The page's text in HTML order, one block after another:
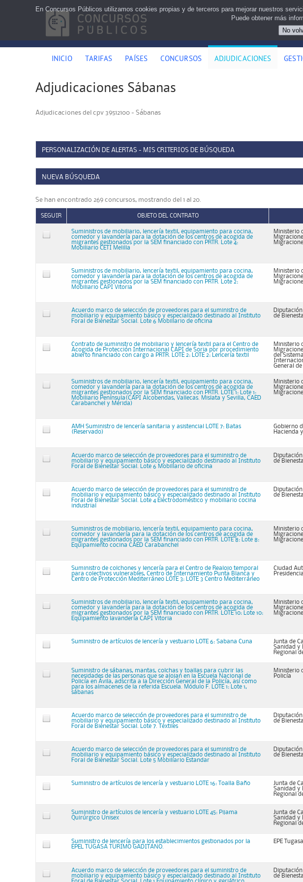
INICIO TARIFAS PAÍSES CONCURSOS ADJUDICACIONES
Adjudicaciones Sábanas
Adjudicaciones del cpv 39512100 - Sábanas
PERSONALIZACIÓN DE ALERTAS - MIS CRITERIOS DE BÚSQUEDA
NUEVA BÚSQUEDA
Se han encontrado 269 concursos, mostrando del 1 al 20.
SEGUIR OBJETO DEL CONTRATO
Suministros de mobiliario, lencería textil, equipamiento para cocina,
comedor y lavandería para la dotación de los centros de acogida de
migrantes gestionados por la SEM financiado con PRTR. Lote 4:
Mobiliario CETI Melilla
Ministerio
Suministros de mobiliario, lencería textil, equipamiento para cocina,
comedor y lavandería para la dotación de los centros de acogida de
migrantes gestionados por la SEM financiado con PRTR. Lote 2:
Mobiliario CAPI Vitoria
Ministerio
Acuerdo marco de selección de proveedores para el suministro de
mobiliario y equipamiento básico y especializado destinado al Instituto
Foral de Bienestar Social. Lote 6 Mobiliario de oficina
de
Contrato de suministro de mobiliario y lencería textil para el Centro de
Acogida de Protección Internacional CAPI de Soria por procedimiento
abierto financiado con cargo a PRTR. LOTE 2: LOTE 2: Lencería textil
Ministerio
del
General
Suministros de mobiliario, lencería textil, equipamiento para cocina,
comedor y lavandería para la dotación de los centros de acogida de
migrantes gestionados por la SEM financiado con PRTR. LOTE 1: Lote 1:
Mobiliario Península(CAPI Alcobendas, Vallecas. Mislata y Sevilla, CAED
Carabanchel y Mérida)
Ministerio
AMH Suministro de lencería sanitaria y asistencial LOTE 7: Batas
(Reservado)
Gobierno
Hacienda
Acuerdo marco de selección de proveedores para el suministro de
mobiliario y equipamiento básico y especializado destinado al Instituto
Foral de Bienestar Social. Lote 6 Mobiliario de oficina
de
Acuerdo marco de selección de proveedores para el suministro de
mobiliario y equipamiento básico y especializado destinado al Instituto
Foral de Bienestar Social. Lote 4 Electrodoméstico y mobiliario cocina
industrial
de
Suministros de mobiliario, lencería textil, equipamiento para cocina,
comedor y lavandería para la dotación de los centros de acogida de
migrantes gestionados por la SEM financiado con PRTR. LOTE 8: Lote 8:
Equipamiento cocina CAED Carabanchel
Ministerio
Suministro de colchones y lencería para el Centro de Realojo temporal
para colectivos vulnerables, Centro de Internamiento Punta Blanca y
Centro de Protección Mediterráneo LOTE 3: LOTE 3 Centro Mediterráneo
Ciudad
Suministros de mobiliario, lencería textil, equipamiento para cocina,
comedor y lavandería para la dotación de los centros de acogida de
migrantes gestionados por la SEM financiado con PRTR. LOTE 10: Lote 10:
Equipamiento lavandería CAPI Vitoria
Ministerio
Suministro de artículos de lencería y vestuario LOTE 6: Sabana Cuna
Junta de
Sanidad y
Regional
Suministro de sábanas, mantas, colchas y toallas para cubrir las
necesidades de las personas que se alojan en la Escuela Nacional de
Policía en Ávila, adscrita a la Dirección General de la Policía, así como
para los almacenes de la referida Escuela. Módulo F. LOTE 1: Lote 1,
sábanas
Ministerio
Policía
Acuerdo marco de selección de proveedores para el suministro de
mobiliario y equipamiento básico y especializado destinado al Instituto
Foral de Bienestar Social. Lote 7. Textiles
de
Acuerdo marco de selección de proveedores para el suministro de
mobiliario y equipamiento básico y especializado destinado al Instituto
Foral de Bienestar Social. Lote 5 Mobiliario Estandar
de
Suministro de artículos de lencería y vestuario LOTE 16: Toalla Baño
Junta de
Sanidad y
Regional
Suministro de artículos de lencería y vestuario LOTE 45: Pijama
Quirúrgico Unisex
Junta de
Sanidad y
Regional
Suministro de lencería para los establecimientos gestionados por la
EPEL TUGASA TURIMO GADITANO.
EPE
Acuerdo marco de selección de proveedores para el suministro de
mobiliario y equipamiento básico y especializado destinado al Instituto
de
En Concursos Públicos utilizamos cookies propias y de terceros para mejorar nuestros
Puede obtener más